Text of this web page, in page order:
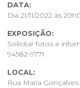
DATA:
Dia 21/11/2022 às
EXPOSIÇÃO:
Solicitar fotos e
94582-9771
LOCAL:
Rua Maria